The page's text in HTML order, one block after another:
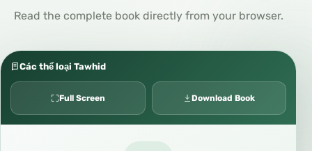
Read the complete book directly from your browser.
Các thể loại Tawhid
Full Screen Download Book